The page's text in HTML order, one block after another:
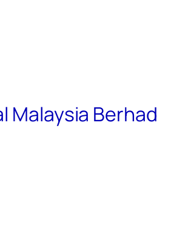
Malaysia Berhad